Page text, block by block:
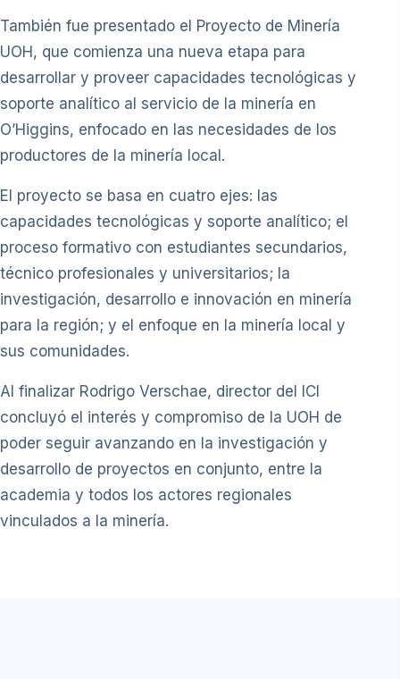
También fue presentado el Proyecto de Minería
UOH, que comienza una nueva etapa para
desarrollar y proveer capacidades tecnológicas y
soporte analítico al servicio de la minería en
O’Higgins, enfocado en las necesidades de los
productores de la minería local.
El proyecto se basa en cuatro ejes: las
capacidades tecnológicas y soporte analítico; el
proceso formativo con estudiantes secundarios,
técnico profesionales y universitarios; la
investigación, desarrollo e innovación en minería
para la región; y el enfoque en la minería local y
sus comunidades.
Al finalizar Rodrigo Verschae, director del ICI
concluyó el interés y compromiso de la UOH de
poder seguir avanzando en la investigación y
desarrollo de proyectos en conjunto, entre la
academia y todos los actores regionales
vinculados a la minería.